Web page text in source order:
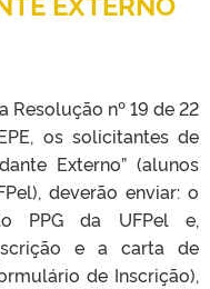
nº 19 de 22
os solicitantes de
Externo” (alunos
deverão enviar: o
PPG da UFPel e,
e a carta de
de Inscrição),